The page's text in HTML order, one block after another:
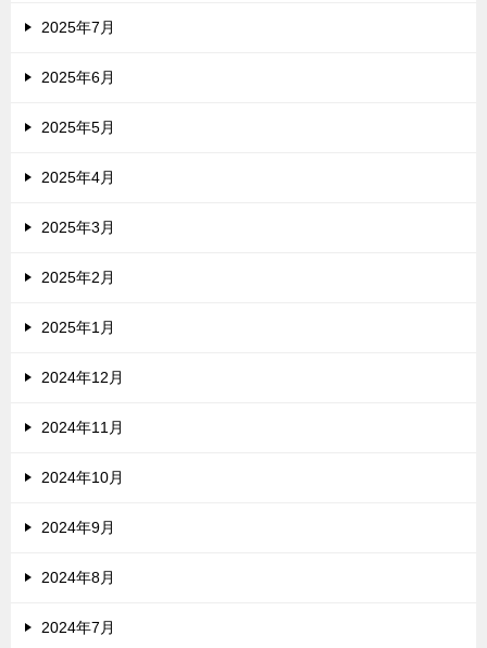
2025年7月
2025年6月
2025年5月
2025年4月
2025年3月
2025年2月
2025年1月
2024年12月
2024年11月
2024年10月
2024年9月
2024年8月
2024年7月